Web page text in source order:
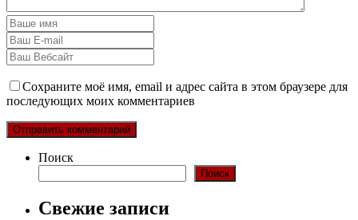
Сохраните моё имя, email и адрес сайта в этом браузере для
последующих моих комментариев
Поиск
Поиск
Свежие записи